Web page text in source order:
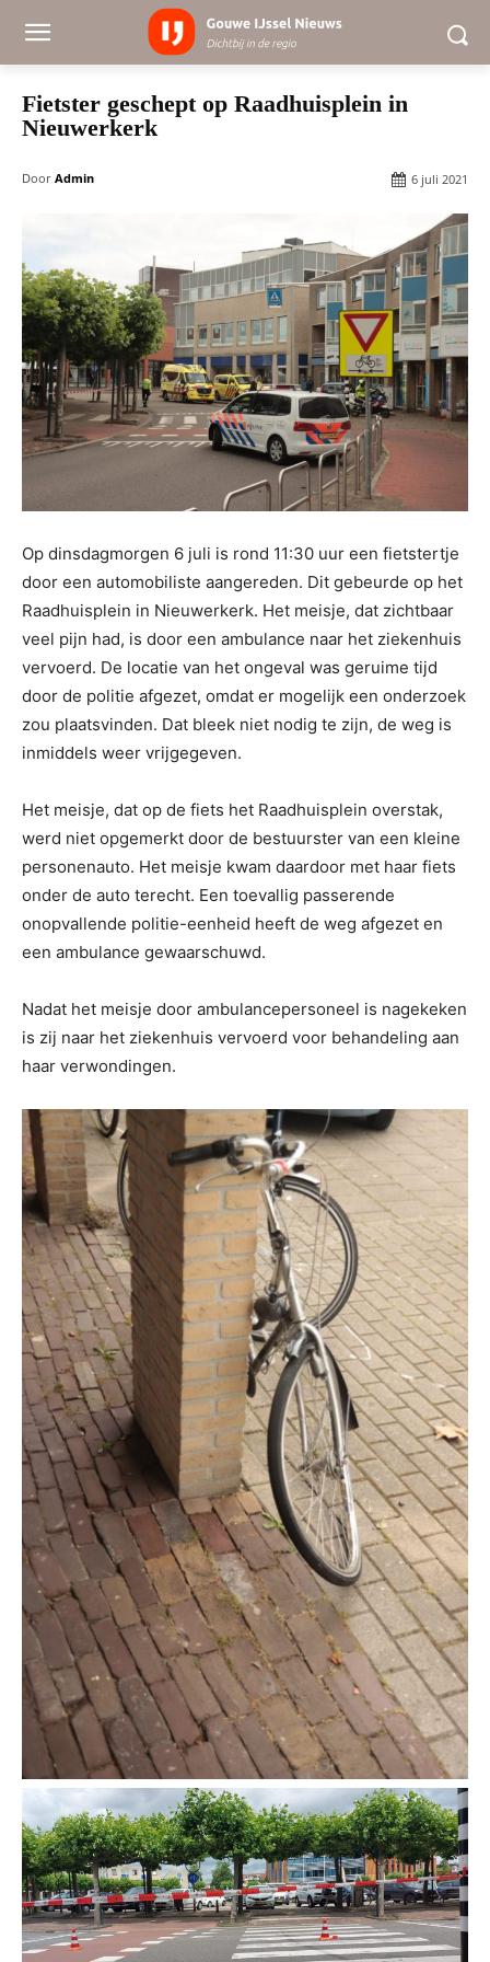
Fietster geschept op Raadhuisplein in
Nieuwerkerk
Door Admin 6 juli 2021
Op dinsdagmorgen 6 juli is rond 11:30 uur een fietstertje
door een automobiliste aangereden. Dit gebeurde op het
Raadhuisplein in Nieuwerkerk. Het meisje, dat zichtbaar
veel pijn had, is door een ambulance naar het ziekenhuis
vervoerd. De locatie van het ongeval was geruime tijd
door de politie afgezet, omdat er mogelijk een onderzoek
zou plaatsvinden. Dat bleek niet nodig te zijn, de weg is
inmiddels weer vrijgegeven.
Het meisje, dat op de fiets het Raadhuisplein overstak,
werd niet opgemerkt door de bestuurster van een kleine
personenauto. Het meisje kwam daardoor met haar fiets
onder de auto terecht. Een toevallig passerende
onopvallende politie-eenheid heeft de weg afgezet en
een ambulance gewaarschuwd.
Nadat het meisje door ambulancepersoneel is nagekeken
is zij naar het ziekenhuis vervoerd voor behandeling aan
haar verwondingen.